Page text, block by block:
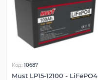
Код: 10687
Must LP15-12100 - LiFePO4